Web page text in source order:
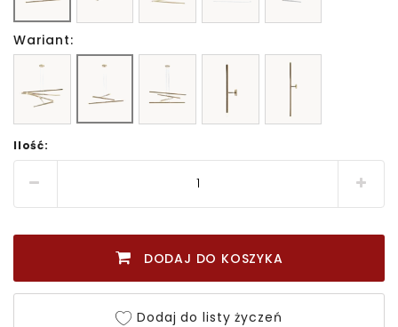
Wariant:
Ilość:
DODAJ DO KOSZYKA
Dodaj do listy życzeń